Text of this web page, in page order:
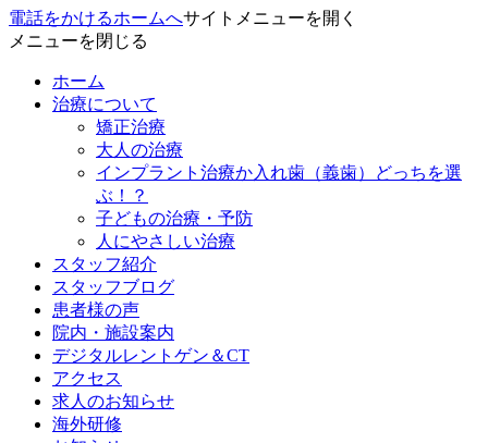
電話をかけるホームへサイトメニューを開く
メニューを閉じる
ホーム
治療について
矯正治療
大人の治療
インプラント治療か入れ歯（義歯）どっちを選
ぶ！？
子どもの治療・予防
人にやさしい治療
スタッフ紹介
スタッフブログ
患者様の声
院内・施設案内
デジタルレントゲン＆CT
アクセス
求人のお知らせ
海外研修